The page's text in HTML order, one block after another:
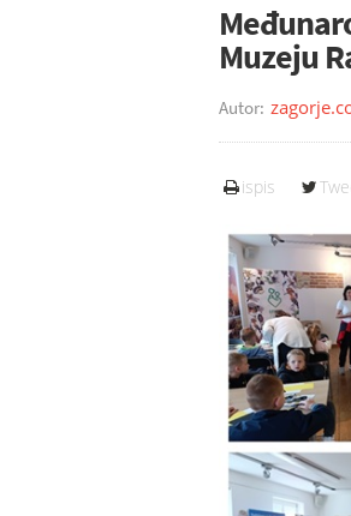
Muzeju
Autor:
ispis